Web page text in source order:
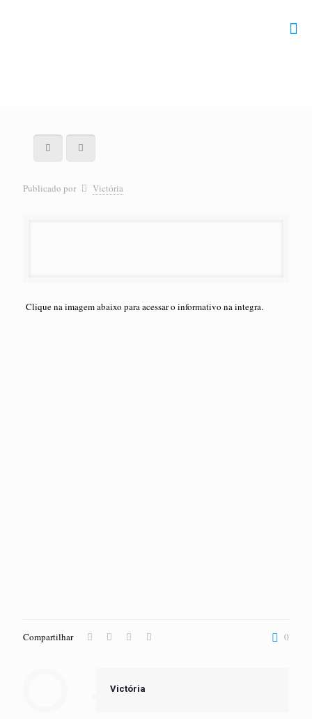
Publicado por Victória
Clique na imagem abaixo para acessar o informativo na integra.
Compartilhar 0
Victória